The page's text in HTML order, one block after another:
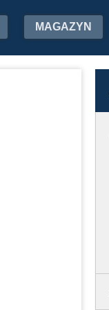
MAGAZYN